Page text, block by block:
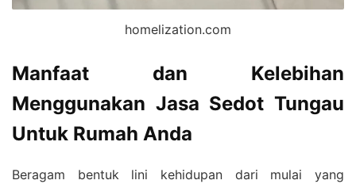
homelization.com
Manfaat dan Kelebihan
Menggunakan Jasa Sedot Tungau
Untuk Rumah Anda
Beragam bentuk lini kehidupan dari mulai yang